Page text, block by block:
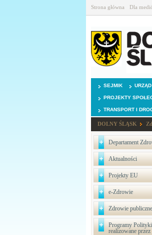
Strona główna Dla
SEJMIK
PROJEKTY
TRANSPORT I
DOLNY ŚLĄSK
Departament
Aktualności
Projekty EU
e-Zdrowie
Zdrowie publiczne
Programy
realizowane